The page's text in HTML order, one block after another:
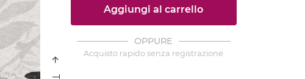
Aggiungi al carrello
OPPURE
Acquisto rapido senza registrazione